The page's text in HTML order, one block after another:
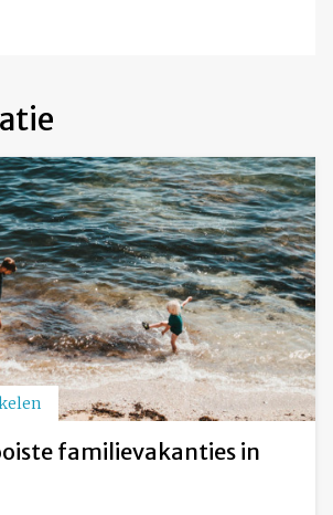
familievakanties in